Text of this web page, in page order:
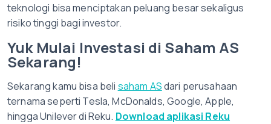
teknologi bisa menciptakan peluang besar sekaligus
risiko tinggi bagi investor.
Yuk Mulai Investasi di Saham AS
Sekarang!
Sekarang kamu bisa beli saham ASdari perusahaan
ternama seperti Tesla, McDonalds, Google, Apple,
hingga Unilever di Reku. Download aplikasi Reku